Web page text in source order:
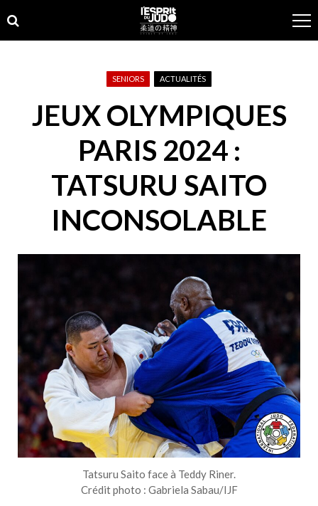
to
navigation
to
content
SENIORS ACTUALITÉS
JEUX OLYMPIQUES
PARIS 2024 :
TATSURU SAITO
INCONSOLABLE
Tatsuru Saito face à Teddy Riner.
Crédit photo : Gabriela Sabau/IJF